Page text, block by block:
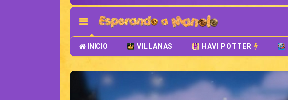
INICIO VILLANAS HAVI POTTER